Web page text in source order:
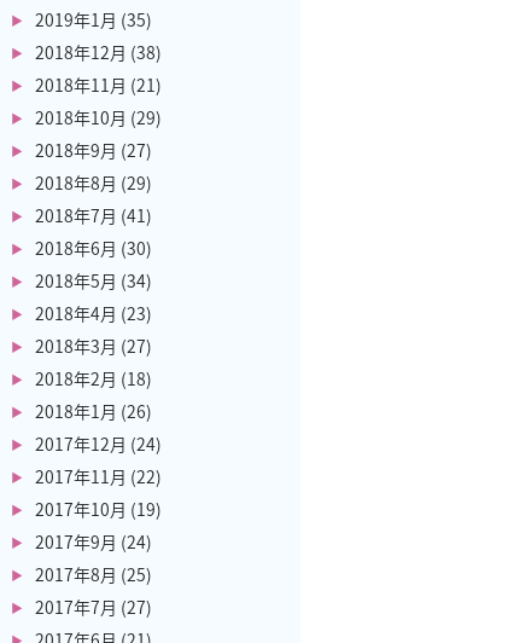
2019年1月 (35)
2018年12月 (38)
2018年11月 (21)
2018年10月 (29)
2018年9月 (27)
2018年8月 (29)
2018年7月 (41)
2018年6月 (30)
2018年5月 (34)
2018年4月 (23)
2018年3月 (27)
2018年2月 (18)
2018年1月 (26)
2017年12月 (24)
2017年11月 (22)
2017年10月 (19)
2017年9月 (24)
2017年8月 (25)
2017年7月 (27)